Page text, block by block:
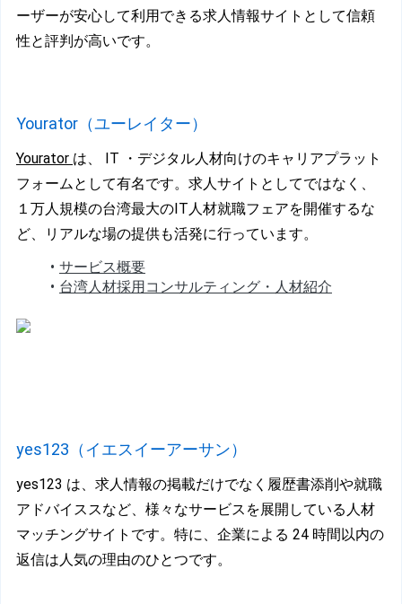
ーザーが安心して利用できる求人情報サイトとして信頼
性と評判が高いです。
Yourator（ユーレイター）
Yourator は、 IT ・デジタル人材向けのキャリアプラット
フォームとして有名です。求人サイトとしてではなく、
１万人規模の台湾最大のIT人材就職フェアを開催するな
ど、リアルな場の提供も活発に行っています。
サービス概要
台湾人材採用コンサルティング・人材紹介
yes123（イエスイーアーサン）
yes123 は、求人情報の掲載だけでなく履歴書添削や就職
アドバイススなど、様々なサービスを展開している人材
マッチングサイトです。特に、企業による 24 時間以内の
返信は人気の理由のひとつです。